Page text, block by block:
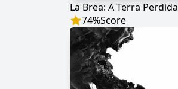
La Brea: A Terra Perdida
74%Score